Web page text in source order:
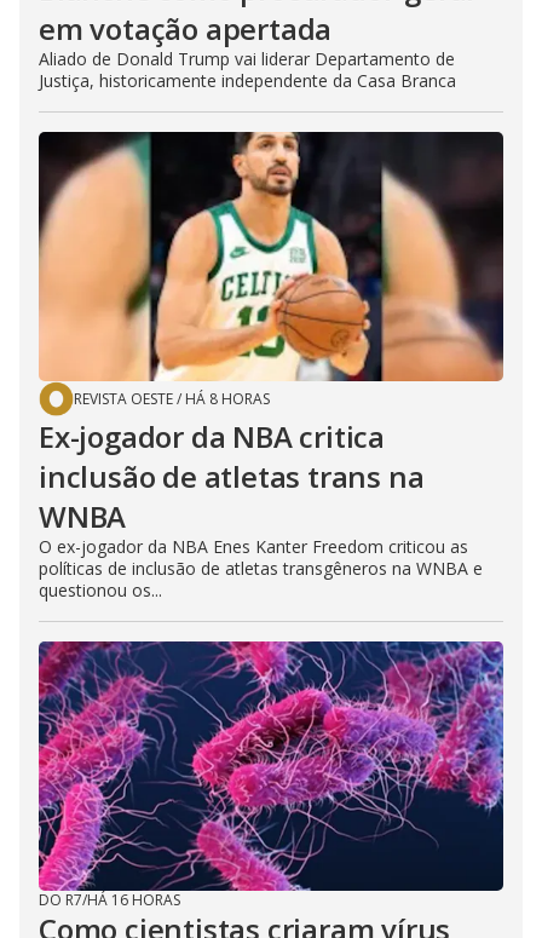
em votação apertada
Aliado de Donald Trump vai liderar Departamento de
Justiça, historicamente independente da Casa Branca
REVISTA OESTE/ HÁ 8 HORAS
Ex-jogador da NBA critica
inclusão de atletas trans na
WNBA
O ex-jogador da NBA Enes Kanter Freedom criticou as
políticas de inclusão de atletas transgêneros na WNBA e
questionou os...
DO R7/HÁ 16 HORAS
Como cientistas criaram vírus